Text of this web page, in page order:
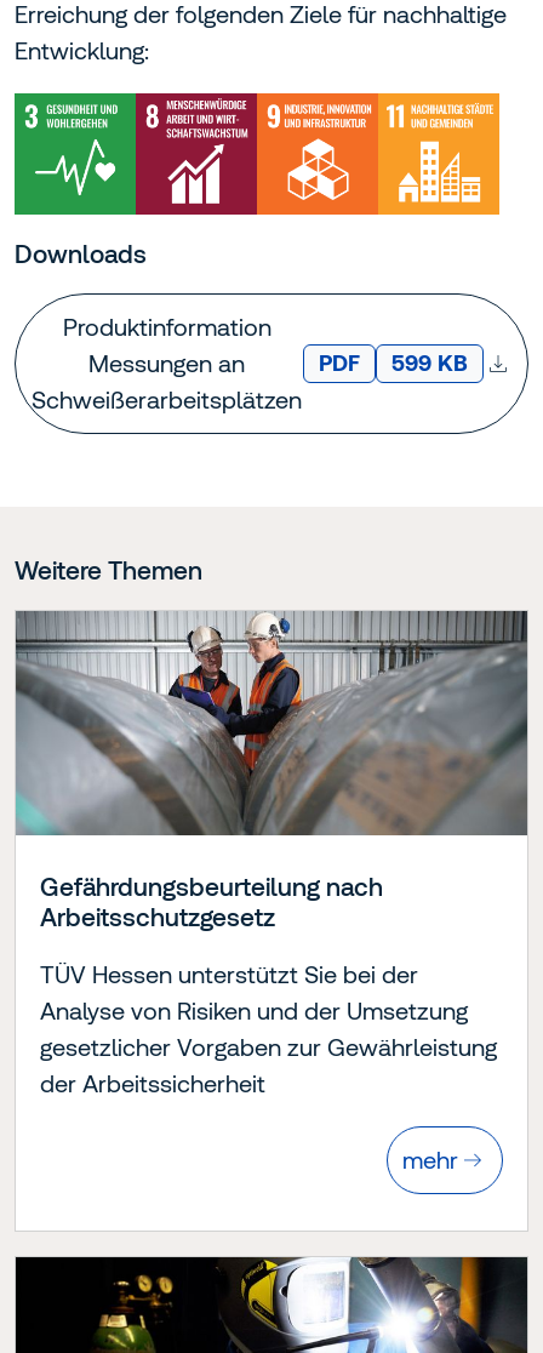
Erreichung der folgenden Ziele für nachhaltige
Entwicklung:
Downloads
Produktinformation
Messungen an
Schweißerarbeitsplätzen
DATEITYP:
PDF Dateigröße:
599 KB
Weitere Themen
Gefährdungsbeur­teilung nach
Arbeitsschutzgesetz
TÜV Hessen unterstützt Sie bei der
Analyse von Risiken und der Umsetzung
gesetzlicher Vorgaben zur Gewährleistung
der Arbeitssicherheit
mehr